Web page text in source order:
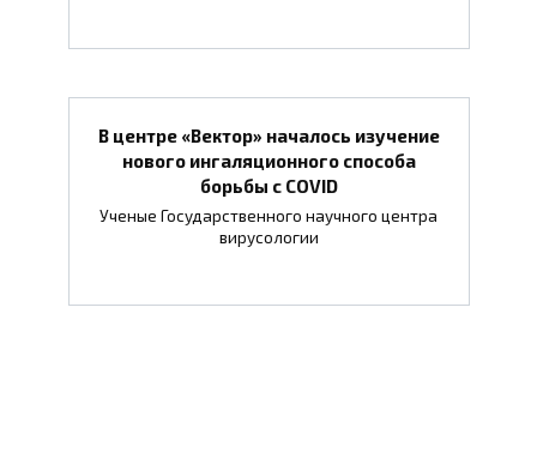
В центре «Вектор» началось изучение
нового ингаляционного способа
борьбы с COVID
Ученые Государственного научного центра
вирусологии